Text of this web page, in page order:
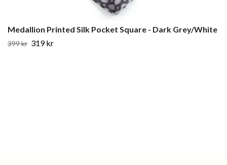
Medallion Printed Silk Pocket Square - Dark Grey/White
399 kr 319 kr